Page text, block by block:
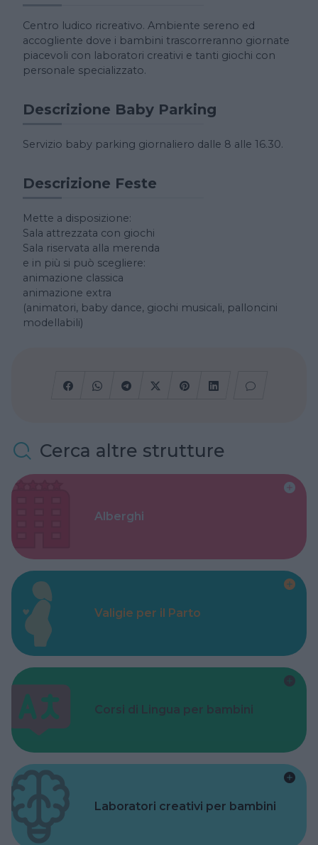
Centro ludico ricreativo. Ambiente sereno ed
accogliente dove i bambini trascorreranno giornate
piacevoli con laboratori creativi e tanti giochi con
personale specializzato.
Descrizione Baby Parking
Servizio baby parking giornaliero dalle 8 alle 16.30.
Descrizione Feste
Mette a disposizione:
Sala attrezzata con giochi
Sala riservata alla merenda
e in più si può scegliere:
animazione classica
animazione extra
(animatori, baby dance, giochi musicali, palloncini
modellabili)
Cerca altre strutture
Alberghi
Valigie per il Parto
Corsi di Lingua per bambini
Laboratori creativi per bambini